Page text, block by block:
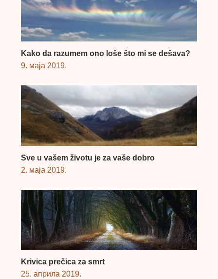
Kako da razumem ono loše što mi se dešava?
9. маја 2019.
Sve u vašem životu je za vaše dobro
2. маја 2019.
Krivica prečica za smrt
25. априла 2019.